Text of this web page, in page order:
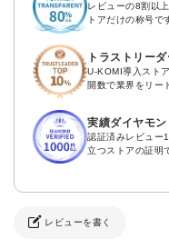
レビューの8割以
トアだけの称号で
トラストリー
U-KOMI導入スト
開数で業界をリー
実績ダイヤモ
認証済みレビュー
立つストアの証明
レビューを書く